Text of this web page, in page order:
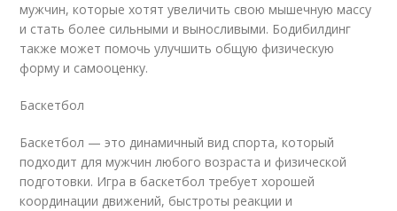
мужчин, которые хотят увеличить свою мышечную массу
и стать более сильными и выносливыми. Бодибилдинг
также может помочь улучшить общую физическую
форму и самооценку.
Баскетбол
Баскетбол — это динамичный вид спорта, который
подходит для мужчин любого возраста и физической
подготовки. Игра в баскетбол требует хорошей
координации движений, быстроты реакции и